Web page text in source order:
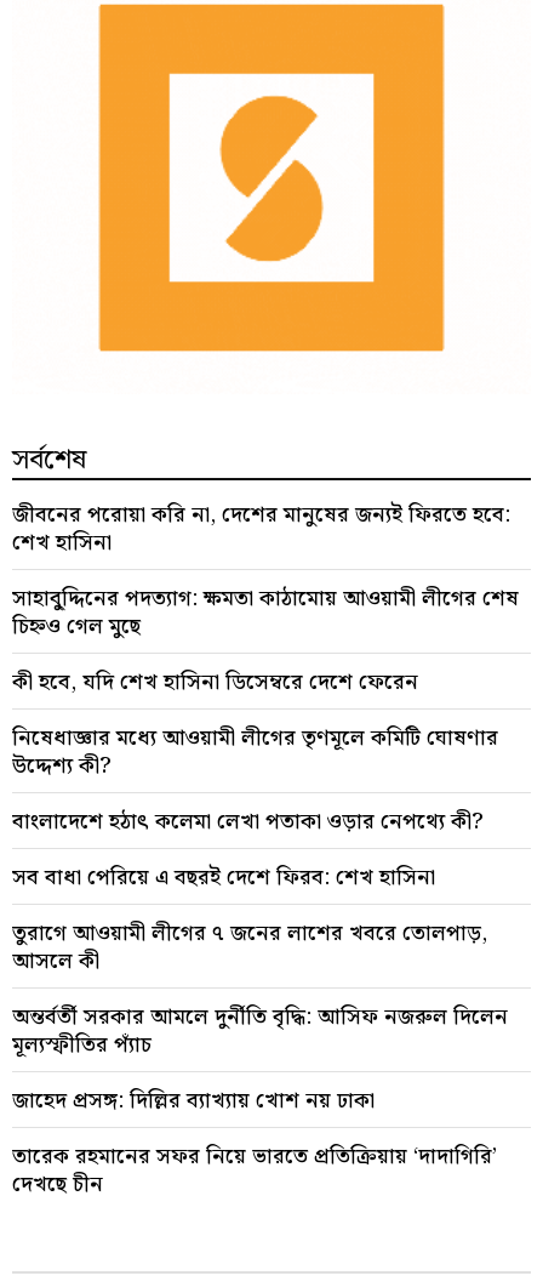
সর্বশেষ
জীবনের পরোয়া করি না, দেশের মানুষের জন্যই ফিরতে হবে:
শেখ হাসিনা
সাহাবু্দ্দিনের পদত্যাগ: ক্ষমতা কাঠামোয় আওয়ামী লীগের শেষ
চিহ্নও গেল মুছে
কী হবে, যদি শেখ হাসিনা ডিসেম্বরে দেশে ফেরেন
নিষেধাজ্ঞার মধ্যে আওয়ামী লীগের তৃণমূলে কমিটি ঘোষণার
উদ্দেশ্য কী?
বাংলাদেশে হঠাৎ কলেমা লেখা পতাকা ওড়ার নেপথ্যে কী?
সব বাধা পেরিয়ে এ বছরই দেশে ফিরব: শেখ হাসিনা
তুরাগে আওয়ামী লীগের ৭ জনের লাশের খবরে তোলপাড়,
আসলে কী
অন্তর্বর্তী সরকার আমলে দুর্নীতি বৃদ্ধি: আসিফ নজরুল দিলেন
মূল্যস্ফীতির প্যাঁচ
জাহেদ প্রসঙ্গ: দিল্লির ব্যাখ্যায় খোশ নয় ঢাকা
তারেক রহমানের সফর নিয়ে ভারতে প্রতিক্রিয়ায় ‘দাদাগিরি’
দেখছে চীন